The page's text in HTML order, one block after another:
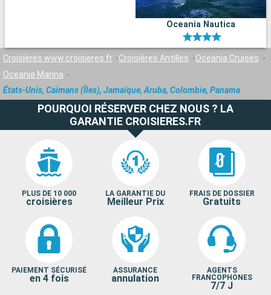
Oceania Nautica
Croisières www.croisieres.fr Croisières Antilles
Oceania Cruises
Oceania Marina
États-Unis, Caïmans (Îles), Jamaïque, Aruba, Colombie, Panama
POURQUOI RÉSERVER CHEZ NOUS ? LA
GARANTIE CROISIERES.FR
PLUS DE 10 000
croisières
LA GARANTIE DU
Meilleur Prix
FRAIS DE DOSSIER
Gratuits
PAIEMENT SÉCURISÉ
en 4 fois
ASSURANCE
annulation
AGENTS
FRANCOPHONES
7/7 J